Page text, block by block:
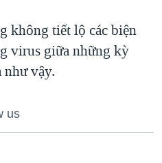
không tiết lộ các biện
virus giữa những kỳ
vậy.
us